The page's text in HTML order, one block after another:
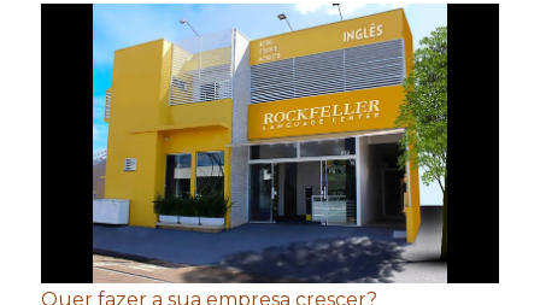
Quer fazer a sua empresa crescer?